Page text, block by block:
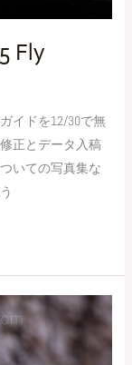
Fly
イドを12/30で無
正とデータ入稿
いての写真集な